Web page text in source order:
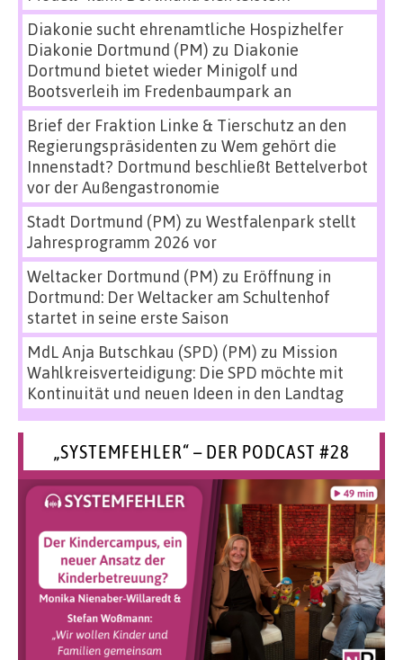
Diakonie sucht ehrenamtliche Hospizhelfer
Diakonie Dortmund (PM) zu Diakonie
Dortmund bietet wieder Minigolf und
Bootsverleih im Fredenbaumpark an
Brief der Fraktion Linke & Tierschutz an den
Regierungspräsidenten zu Wem gehört die
Innenstadt? Dortmund beschließt Bettelverbot
vor der Außengastronomie
Stadt Dortmund (PM) zu Westfalenpark stellt
Jahresprogramm 2026 vor
Weltacker Dortmund (PM) zu Eröffnung in
Dortmund: Der Weltacker am Schultenhof
startet in seine erste Saison
MdL Anja Butschkau (SPD) (PM) zu Mission
Wahlkreisverteidigung: Die SPD möchte mit
Kontinuität und neuen Ideen in den Landtag
„SYSTEMFEHLER“ – DER PODCAST #28